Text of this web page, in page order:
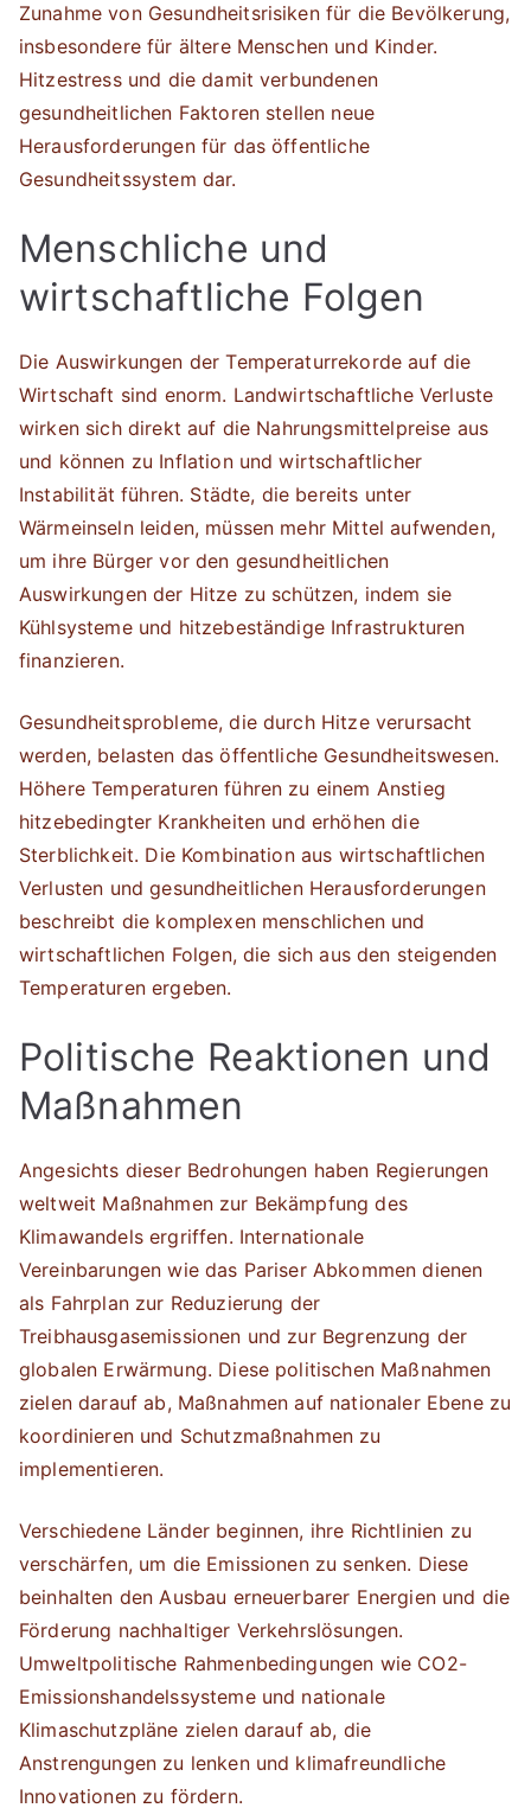
Zunahme von Gesundheitsrisiken für die Bevölkerung,
insbesondere für ältere Menschen und Kinder.
Hitzestress und die damit verbundenen
gesundheitlichen Faktoren stellen neue
Herausforderungen für das öffentliche
Gesundheitssystem dar.
Menschliche und
wirtschaftliche Folgen
Die Auswirkungen der Temperaturrekorde auf die
Wirtschaft sind enorm. Landwirtschaftliche Verluste
wirken sich direkt auf die Nahrungsmittelpreise aus
und können zu Inflation und wirtschaftlicher
Instabilität führen. Städte, die bereits unter
Wärmeinseln leiden, müssen mehr Mittel aufwenden,
um ihre Bürger vor den gesundheitlichen
Auswirkungen der Hitze zu schützen, indem sie
Kühlsysteme und hitzebeständige Infrastrukturen
finanzieren.
Gesundheitsprobleme, die durch Hitze verursacht
werden, belasten das öffentliche Gesundheitswesen.
Höhere Temperaturen führen zu einem Anstieg
hitzebedingter Krankheiten und erhöhen die
Sterblichkeit. Die Kombination aus wirtschaftlichen
Verlusten und gesundheitlichen Herausforderungen
beschreibt die komplexen menschlichen und
wirtschaftlichen Folgen, die sich aus den steigenden
Temperaturen ergeben.
Politische Reaktionen und
Maßnahmen
Angesichts dieser Bedrohungen haben Regierungen
weltweit Maßnahmen zur Bekämpfung des
Klimawandels ergriffen. Internationale
Vereinbarungen wie das Pariser Abkommen dienen
als Fahrplan zur Reduzierung der
Treibhausgasemissionen und zur Begrenzung der
globalen Erwärmung. Diese politischen Maßnahmen
zielen darauf ab, Maßnahmen auf nationaler Ebene zu
koordinieren und Schutzmaßnahmen zu
implementieren.
Verschiedene Länder beginnen, ihre Richtlinien zu
verschärfen, um die Emissionen zu senken. Diese
beinhalten den Ausbau erneuerbarer Energien und die
Förderung nachhaltiger Verkehrslösungen.
Umweltpolitische Rahmenbedingungen wie CO2-
Emissionshandelssysteme und nationale
Klimaschutzpläne zielen darauf ab, die
Anstrengungen zu lenken und klimafreundliche
Innovationen zu fördern.